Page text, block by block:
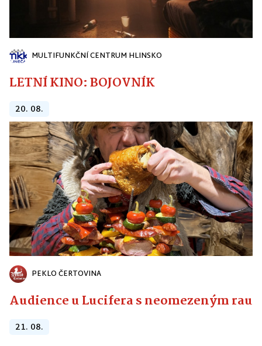
MULTIFUNKČNÍ CENTRUM HLINSKO
LETNÍ KINO: BOJOVNÍK
20. 08.
PEKLO ČERTOVINA
Audience u Lucifera s neomezeným
21. 08.